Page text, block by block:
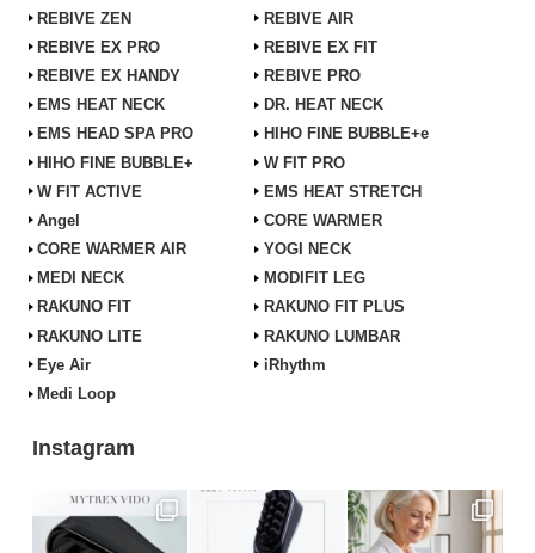
REBIVE ZEN
REBIVE AIR
REBIVE EX PRO
REBIVE EX FIT
REBIVE EX HANDY
REBIVE PRO
EMS HEAT NECK
DR. HEAT NECK
EMS HEAD SPA PRO
HIHO FINE BUBBLE+e
HIHO FINE BUBBLE+
W FIT PRO
W FIT ACTIVE
EMS HEAT STRETCH
Angel
CORE WARMER
CORE WARMER AIR
YOGI NECK
MEDI NECK
MODIFIT LEG
RAKUNO FIT
RAKUNO FIT PLUS
RAKUNO LITE
RAKUNO LUMBAR
Eye Air
iRhythm
Medi Loop
Instagram